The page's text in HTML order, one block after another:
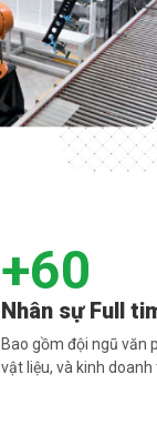
+60
Nhân sự Full
Bao gồm đội ngũ văn
vật liệu, và kinh